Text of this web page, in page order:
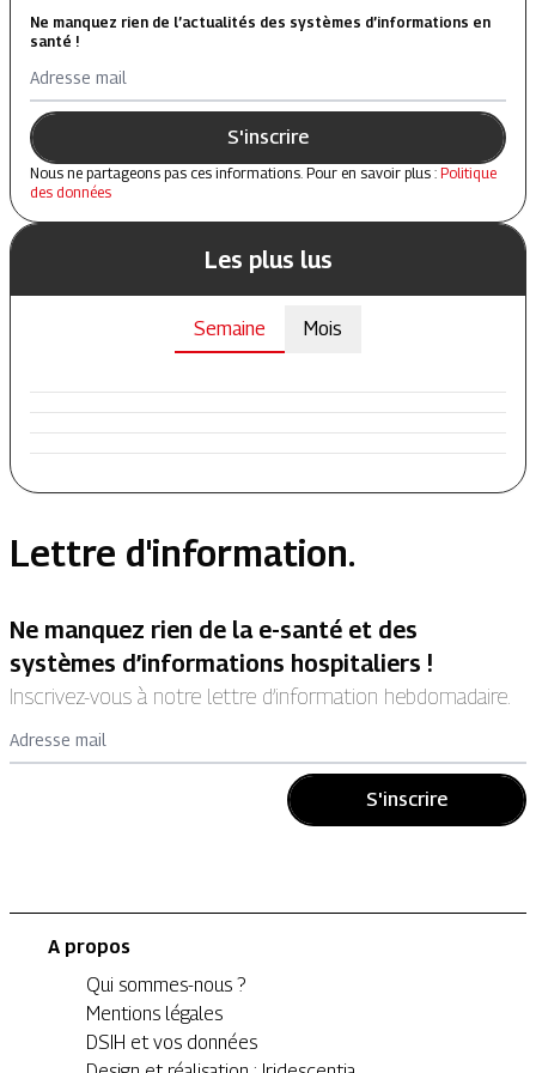
Ne manquez rien de l’actualités des systèmes d’informations en
santé !
Adresse mail
S'inscrire
Nous ne partageons pas ces informations. Pour en savoir plus : Politique
des données
Les plus lus
Semaine Mois
Lettre d'information.
Ne manquez rien de la e-santé et des
systèmes d’informations hospitaliers !
Inscrivez-vous à notre lettre d’information hebdomadaire.
Adresse mail
S'inscrire
A propos
Qui sommes-nous ?
Mentions légales
DSIH et vos données